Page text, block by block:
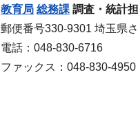
教育局 総務課 調査・統計
郵便番号330-9301 埼玉県
電話：048-830-6716
ファックス：048-830-4950